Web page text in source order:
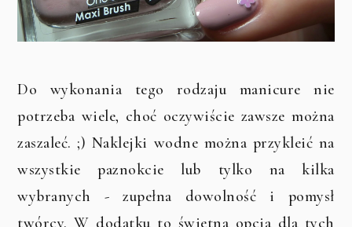
Do wykonania tego rodzaju manicure nie
potrzeba wiele, choć oczywiście zawsze można
zaszaleć. ;) Naklejki wodne można przykleić na
wszystkie paznokcie lub tylko na kilka
wybranych - zupełna dowolność i pomysł